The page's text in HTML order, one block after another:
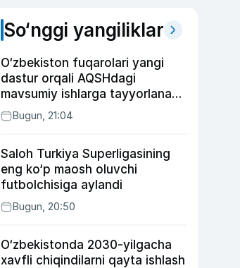
So‘nggi yangiliklar
O‘zbekiston fuqarolari yangi
dastur orqali AQSHdagi
mavsumiy ishlarga tayyorlanadi
va joylashtiriladi
Bugun, 21:04
Saloh Turkiya Superligasining
eng ko‘p maosh oluvchi
futbolchisiga aylandi
Bugun, 20:50
O‘zbekistonda 2030-yilgacha
xavfli chiqindilarni qayta ishlash